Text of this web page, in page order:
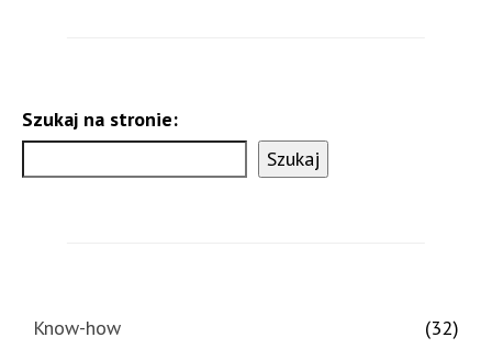
Szukaj na stronie:
Szukaj
Know-how
(32)